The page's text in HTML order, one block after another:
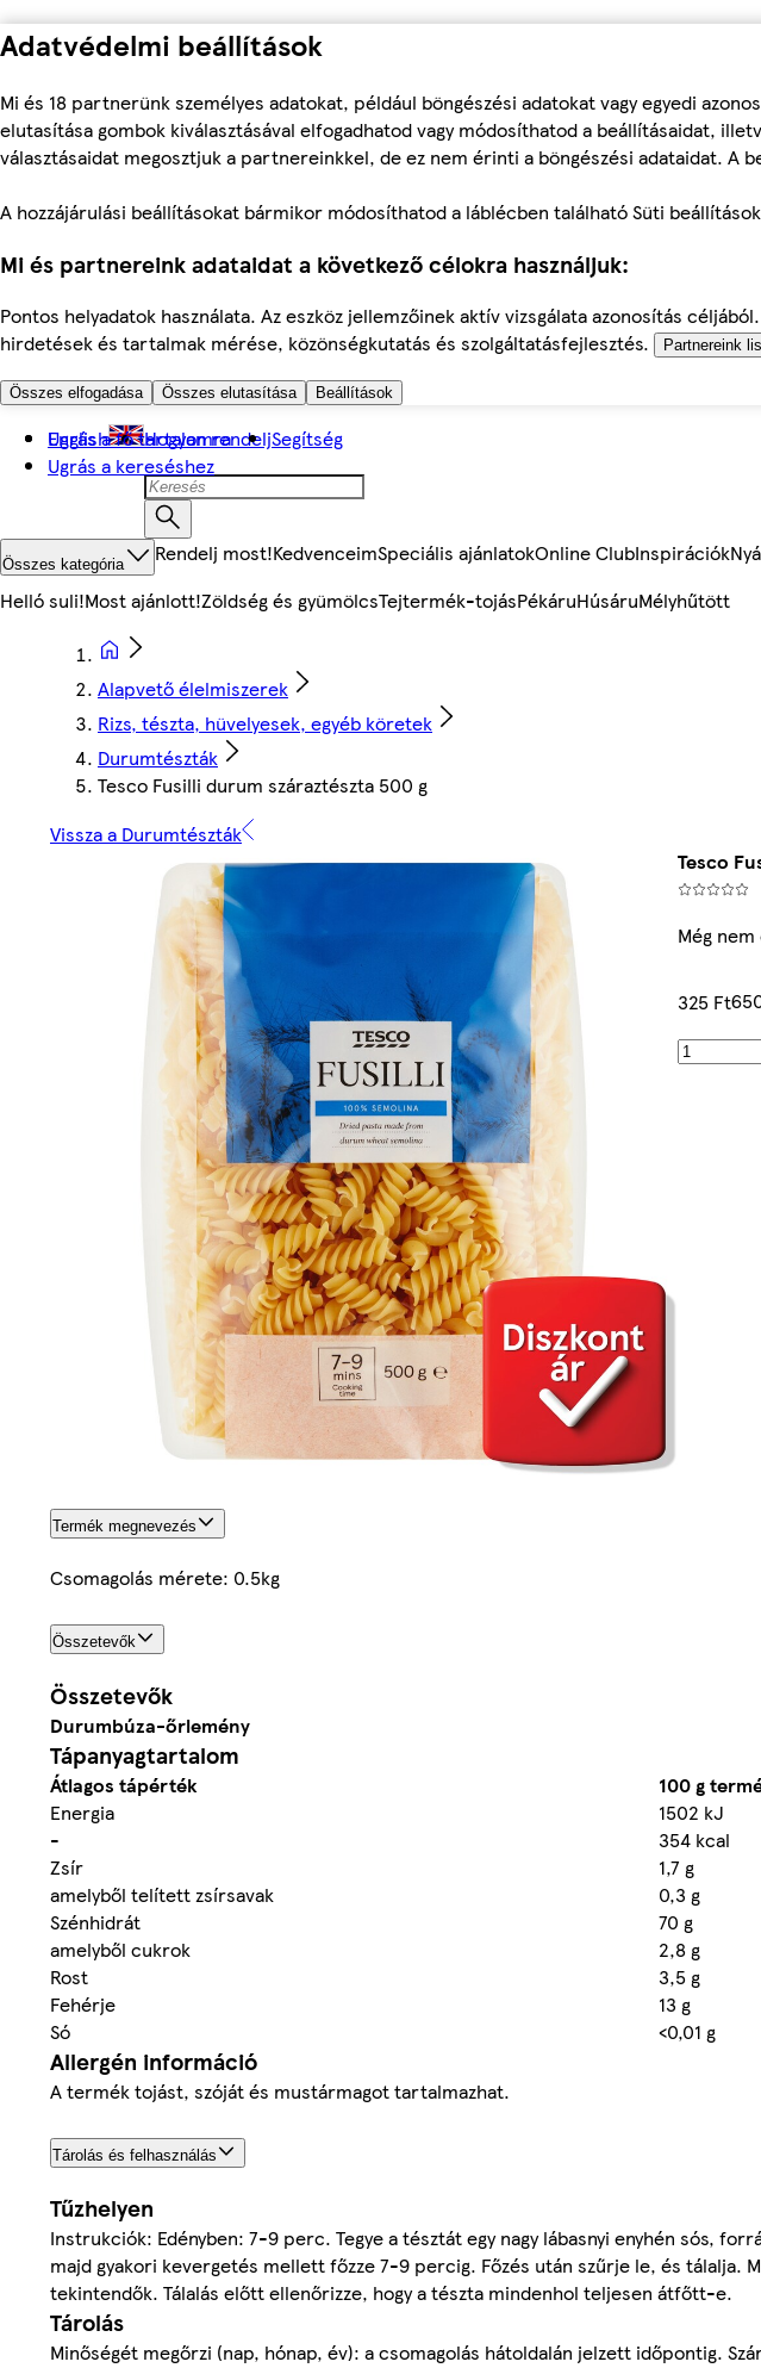
Adatvédelmi beállítások
Mi és 18 partnerünk személyes adatokat, például böngészési adatokat vagy egyedi
elutasítása gombok kiválasztásával elfogadhatod vagy módosíthatod a beállításaidat,
választásaidat megosztjuk a partnereinkkel, de ez nem érinti a böngészési adataidat. A
A hozzájárulási beállításokat bármikor módosíthatod a láblécben található Süti
Mi és partnereink adataidat a következő célokra használjuk:
Pontos helyadatok használata. Az eszköz jellemzőinek aktív vizsgálata azonosítás
hirdetések és tartalmak mérése, közönségkutatás és szolgáltatásfejlesztés.
Partnereink
Összes elfogadása Összes elutasítása Beállítások
Ugrás a fő tartalomra
Ugrás a kereséshez
English Hogyan rendeljSegítség
Összes kategória Rendelj most!KedvenceimSpeciális ajánlatokOnline ClubInspirációk
Helló suli!Most ajánlott!Zöldség és gyümölcsTejtermék-tojásPékáruHúsáruMélyhűtött
Alapvető élelmiszerek
Rizs, tészta, hüvelyesek, egyéb köretek
Durumtészták
Tesco Fusilli durum száraztészta 500 g
Vissza a Durumtészták
Tesco
Még
325 Ft
Termék megnevezés
Csomagolás mérete: 0.5kg
Összetevők
Összetevők
Durumbúza-őrlemény
Tápanyagtartalom
Átlagos tápérték
100 g
Energia
1502 kJ
-
354 kcal
Zsír
1,7 g
amelyből telített zsírsavak
0,3 g
Szénhidrát
70 g
amelyből cukrok
2,8 g
Rost
3,5 g
Fehérje
13 g
Só
<0,01 g
Allergén információ
A termék tojást, szóját és mustármagot tartalmazhat.
Tárolás és felhasználás
Tűzhelyen
Instrukciók: Edényben: 7-9 perc. Tegye a tésztát egy nagy lábasnyi enyhén sós,
majd gyakori kevergetés mellett főzze 7-9 percig. Főzés után szűrje le, és tálalja.
tekintendők. Tálalás előtt ellenőrizze, hogy a tészta mindenhol teljesen átfőtt-e.
Tárolás
Minőségét megőrzi (nap, hónap, év): a csomagolás hátoldalán jelzett időpontig.